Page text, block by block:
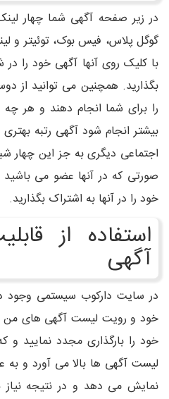
در زیر صفحه آگهی شما چهار
گوگل پلاس، فیس بوک، توئیتر و
با کلیک روی آنها آگهی خود را
بگذارید. همچنین می توانید از
را برای شما انجام دهند و هر
بیشتر انجام شود آگهی رتبه
اجتماعی دیگری به جز این چهار
صورتی که در آنها عضو می
خود را در آنها به اشتراک بگذارید.
استفاده از
آگهی
در سایت دارکوب سیستمی وجود
خود و رویت لیست آگهی های من
خود را بارگذاری مجدد نمایید و
لیست آگهی ها بالا می آورد و
نمایش می دهد و در نتیجه